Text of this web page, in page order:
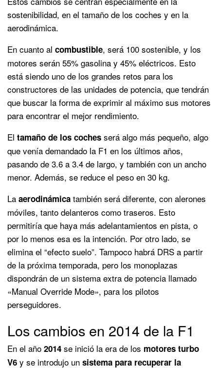
sostenibilidad, en el tamaño de los coches y en la
aerodinámica.
En cuanto al combustible, será 100 sostenible, y los
motores serán 55% gasolina y 45% eléctricos. Esto
está siendo uno de los grandes retos para los
constructores de las unidades de potencia, que tendrán
que buscar la forma de exprimir al máximo sus motores
para encontrar el mejor rendimiento.
El tamaño de los coches será algo más pequeño, algo
que venía demandado la F1 en los últimos años,
pasando de 3.6 a 3.4 de largo, y también con un ancho
menor. Además, se reduce el peso en 30 kg.
La aerodinámica también será diferente, con alerones
móviles, tanto delanteros como traseros. Esto
permitiría que haya más adelantamientos en pista, o
por lo menos esa es la intención. Por otro lado, se
elimina el “efecto suelo”. Tampoco habrá DRS a partir
de la próxima temporada, pero los monoplazas
dispondrán de un sistema extra de potencia llamado
«Manual Override Mode», para los pilotos
perseguidores.
Los cambios en 2014 de la F1
En el año 2014 se inició la era de los motores turbo
V6 y se introdujo un sistema para recuperar la